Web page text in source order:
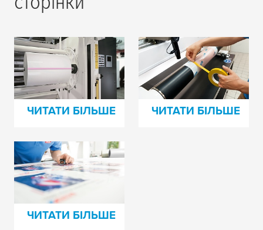
Стрічки для
зрощування
плівкових матеріалів
ЧИТАТИ БІЛЬШЕ
Технологічні стрічки
для флексодруку
ЧИТАТИ БІЛЬШЕ
tesa® монтажна
плівка та тканинні
стрічки для пластин
ЧИТАТИ БІЛЬШЕ